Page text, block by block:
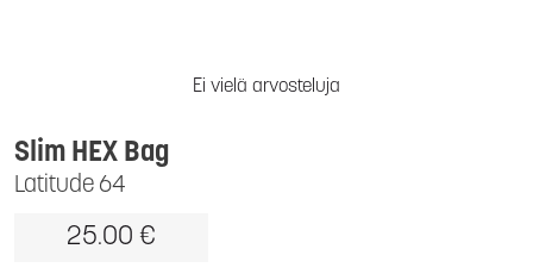
Ei vielä arvosteluja
Latitude 64
Slim HEX Bag
25.00 €